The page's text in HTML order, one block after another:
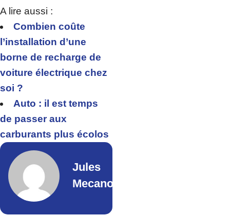
A lire aussi :
Combien coûte
l’installation d’une
borne de recharge de
voiture électrique chez
soi ?
Auto : il est temps
de passer aux
carburants plus écolos
Jules
Mecano